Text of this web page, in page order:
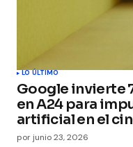
LO ÚLTIMO
Google invierte
en A24 para
artificial en el
por junio 23, 2026